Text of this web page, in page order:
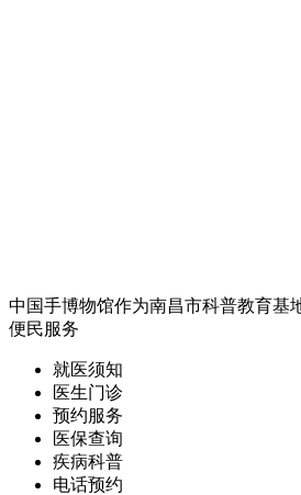
中国手博物馆作为南昌市科普教育基
便民服务
就医须知
医生门诊
预约服务
医保查询
疾病科普
电话预约